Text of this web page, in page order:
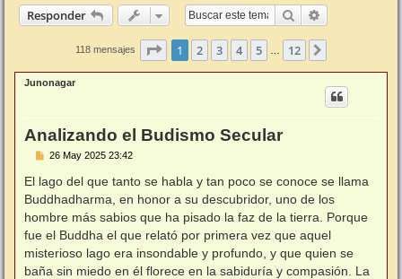
Responder
Buscar
118 mensajes Página de 12
1 2 3 4 5 12
Junonagar
Analizando el Budismo Secular
M
n
s
a
e
26 May 2025 23:42
El lago del que tanto se habla y tan poco se conoce se llama
Buddhadharma, en honor a su descubridor, uno de los
hombre más sabios que ha pisado la faz de la tierra. Porque
fue el Buddha el que relató por primera vez que aquel
misterioso lago era insondable y profundo, y que quien se
baña sin miedo en él florece en la sabiduría y compasión. La